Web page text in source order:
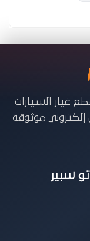
غيار السيارات
إلكتروني موثوقة
سبير